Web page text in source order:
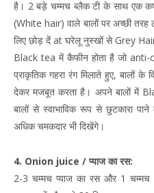
है। 2 बड़े चम्मच ब्लैक टी के साथ एक
(White hair) वाले बालों पर अच्छी
लिए छोड़ दें at घरेलू नुस्खों से Grey
Black tea में कैफीन होता है जो anti-
प्राकृतिक गहरा रंग मिलाते हुए, बालों
देकर मजबूत करता है। अपने बालों में
बालों से स्वाभाविक रूप से छुटकारा
अधिक चमकदार भी दिखेंगे।
4. Onion juice / प्याज का रस:
2-3 चम्मच प्याज का रस और 1 चम्मच